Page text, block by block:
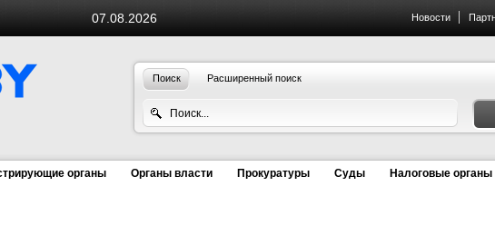
07.08.2026 Новости
Поиск Расширенный поиск
органы Органы власти Прокуратуры Суды Налоговые органы